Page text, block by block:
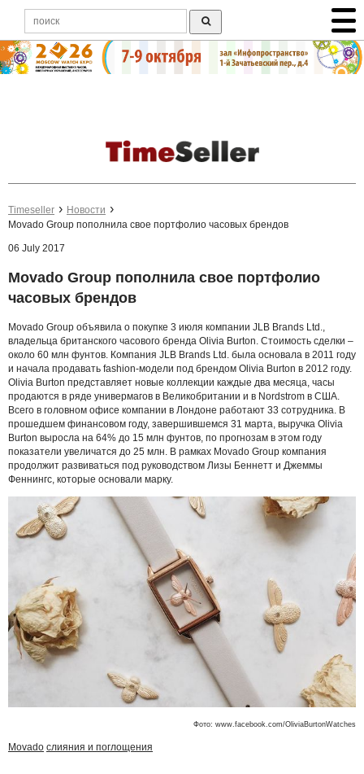
Timeseller
Новости
Movado Group пополнила свое портфолио часовых брендов
06 July 2017
Movado Group пополнила свое портфолио
часовых брендов
Movado Group объявила о покупке 3 июля компании JLB Brands Ltd.,
владельца британского часового бренда Olivia Burton. Стоимость сделки –
около 60 млн фунтов. Компания JLB Brands Ltd. была основала в 2011 году
и начала продавать fashion-модели под брендом Olivia Burton в 2012 году.
Olivia Burton представляет новые коллекции каждые два месяца, часы
продаются в ряде универмагов в Великобритании и в Nordstrom в США.
Всего в головном офисе компании в Лондоне работают 33 сотрудника. В
прошедшем финансовом году, завершившемся 31 марта, выручка Olivia
Burton выросла на 64% до 15 млн фунтов, по прогнозам в этом году
показатели увеличатся до 25 млн. В рамках Movado Group компания
продолжит развиваться под руководством Лизы Беннетт и Джеммы
Феннингс, которые основали марку.
Фото: www.facebook.com/OliviaBurtonWatches
Movado слияния и поглощения